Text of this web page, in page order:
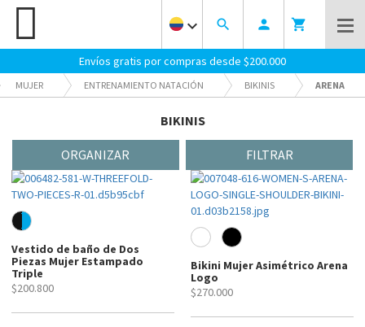
keyboard_arrow_down search person shopping_cart
Envíos gratis por compras desde $200.000
MUJER ENTRENAMIENTO NATACIÓN BIKINIS ARENA
BIKINIS
FILTRAR
ORGANIZAR
Vestido de baño de Dos
Piezas Mujer Estampado
Triple
$200.800
Bikini Mujer Asimétrico Arena
Logo
$270.000